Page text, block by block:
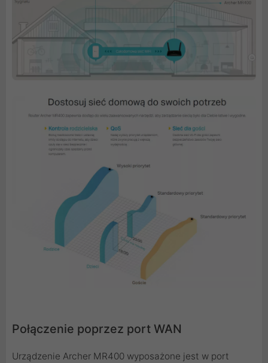
Połączenie poprzez port WAN
Urządzenie Archer MR400 wyposażone jest w port